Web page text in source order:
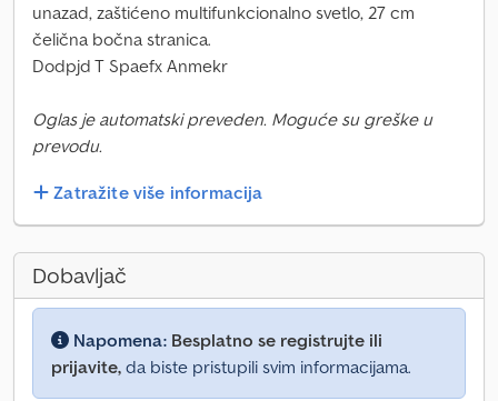
unazad, zaštićeno multifunkcionalno svetlo, 27 cm
čelična bočna stranica.
Dodpjd T Spaefx Anmekr
Oglas je automatski preveden. Moguće su greške u
prevodu.
Zatražite više informacija
Dobavljač
Napomena: Besplatno se registrujte ili
prijavite, da biste pristupili svim informacijama.